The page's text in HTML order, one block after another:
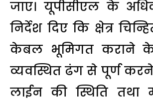
जाए। यूपीसीएल के
निर्देश दिए कि क्षेत्र
केबल भूमिगत कराने के
व्यवस्थित ढंग से पूर्ण करने
लाईन की स्थिति